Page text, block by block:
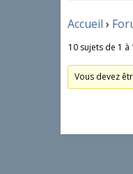
Accueil ›
10 sujets de 1
Vous devez